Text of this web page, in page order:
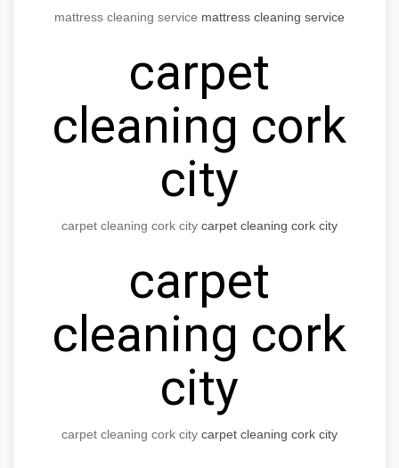
mattress cleaning service mattress cleaning service
carpet
cleaning cork
city
carpet cleaning cork city carpet cleaning cork city
carpet
cleaning cork
city
carpet cleaning cork city carpet cleaning cork city